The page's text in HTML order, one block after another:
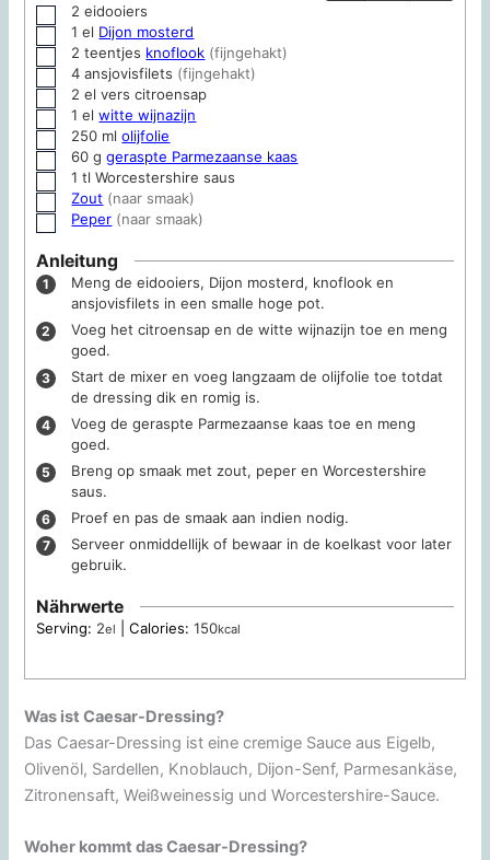
▢
2 eidooiers
▢
1 el Dijon mosterd
▢
2 teentjes knoflook (fijngehakt)
▢
4 ansjovisfilets (fijngehakt)
▢
2 el vers citroensap
▢
1 el witte wijnazijn
▢
250 ml olijfolie
▢
60 g geraspte Parmezaanse kaas
▢
1 tlWorcestershire saus
▢
Zout (naar smaak)
▢
Peper (naar smaak)
Anleitung
Meng de eidooiers, Dijon mosterd, knoflook en
ansjovisfilets in een smalle hoge pot.
Voeg het citroensap en de witte wijnazijn toe en meng
goed.
Start de mixer en voeg langzaam de olijfolie toe totdat
de dressing dik en romig is.
Voeg de geraspte Parmezaanse kaas toe en meng
goed.
Breng op smaak met zout, peper en Worcestershire
saus.
Proef en pas de smaak aan indien nodig.
Serveer onmiddellijk of bewaar in de koelkast voor later
gebruik.
Nährwerte
Serving: 2el |Calories:150kcal
Was ist Caesar-Dressing?
Das Caesar-Dressing ist eine cremige Sauce aus Eigelb,
Olivenöl, Sardellen, Knoblauch, Dijon-Senf, Parmesankäse,
Zitronensaft, Weißweinessig und Worcestershire-Sauce.
Woher kommt das Caesar-Dressing?